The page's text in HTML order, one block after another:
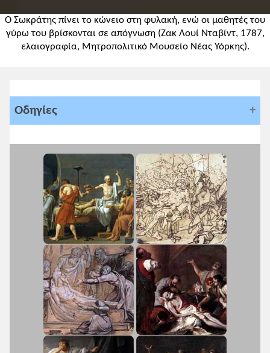
Ο Σωκράτης πίνει το κώνειο στη φυλακή, ενώ οι μαθητές του
γύρω του βρίσκονται σε απόγνωση (Zακ Λουί Νταβίντ, 1787,
ελαιογραφία, Μητροπολιτικό Μουσείο Νέας Υόρκης).
Οδηγίες
Σύμφωνα με τις οδηγίες για τη
σχολική χρονιά 2025-26
Διδακτικές ώρες: 5
Διδακτικοί στόχοι
1. Να προσδιορίσουν οι μαθητές/τριες
τη ροή της σκέψης του Σωκράτη και να
διακρίνουν τα στάδια του επιχειρήματος
που χρησιμοποιεί.
2. Να εκφράσουν τις απόψεις τους
σχετικά με το θέμα της εφαρμογής των